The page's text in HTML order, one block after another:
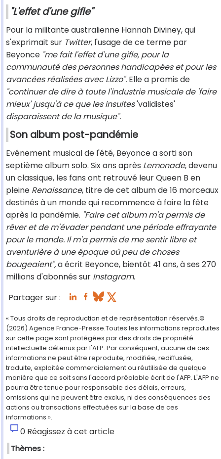
"L'effet d'une gifle"
Pour la militante australienne Hannah Diviney, qui
s'exprimait sur Twitter, l'usage de ce terme par
Beyonce "me fait l'effet d'une gifle, pour la
communauté des personnes handicapées et pour les
avancées réalisées avec Lizzo". Elle a promis de
"continuer de dire à toute l'industrie musicale de 'faire
mieux' jusqu'à ce que les insultes'validistes'
disparaissent de la musique".
Son album post-pandémie
Evénement musical de l'été, Beyonce a sorti son
septième album solo. Six ans après Lemonade, devenu
un classique, les fans ont retrouvé leur Queen B en
pleine Renaissance, titre de cet album de 16 morceaux
destinés à un monde qui recommence à faire la fête
après la pandémie. "Faire cet album m'a permis de
rêver et de m'évader pendant une période effrayante
pour le monde. Il m'a permis de me sentir libre et
aventurière à une époque où peu de choses
bougeaient",a écrit Beyonce, bientôt 41 ans, à ses 270
millions d'abonnés sur Instagram.
Partager sur :
« Tous droits de reproduction et de représentation réservés.©
(2026) Agence France-Presse.Toutes les informations reproduites
sur cette page sont protégées par des droits de propriété
intellectuelle détenus par l'AFP. Par conséquent, aucune de ces
informations ne peut être reproduite, modifiée, rediffusée,
traduite, exploitée commercialement ou réutilisée de quelque
manière que ce soit sans l'accord préalable écrit de l'AFP. L'AFP ne
pourra être tenue pour responsable des délais, erreurs,
omissions qui ne peuvent être exclus, ni des conséquences des
actions ou transactions effectuées sur la base de ces
informations ».
0 Réagissez à cet article
Thèmes :